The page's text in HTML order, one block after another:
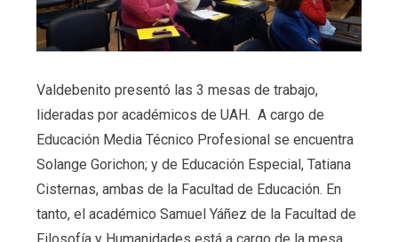
Valdebenito presentó las 3 mesas de trabajo,
lideradas por académicos de UAH. A cargo de
Educación Media Técnico Profesional se encuentra
Solange Gorichon; y de Educación Especial, Tatiana
Cisternas, ambas de la Facultad de Educación. En
tanto, el académico Samuel Yáñez de la Facultad de